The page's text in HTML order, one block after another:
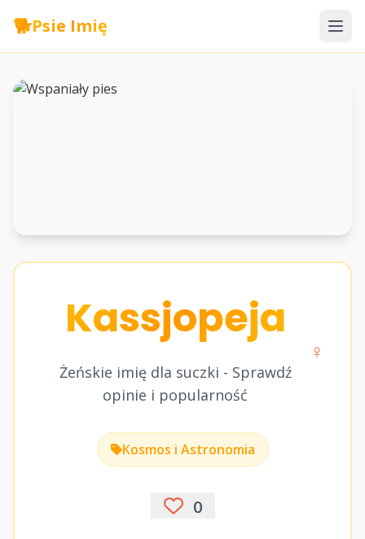
🐕Psie Imię
Kassjopeja
Żeńskie imię dla suczki - Sprawdź
opinie i popularność
♀
Kosmos i Astronomia
0